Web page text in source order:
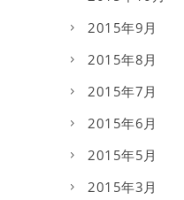
2015年9月
2015年8月
2015年7月
2015年6月
2015年5月
2015年3月